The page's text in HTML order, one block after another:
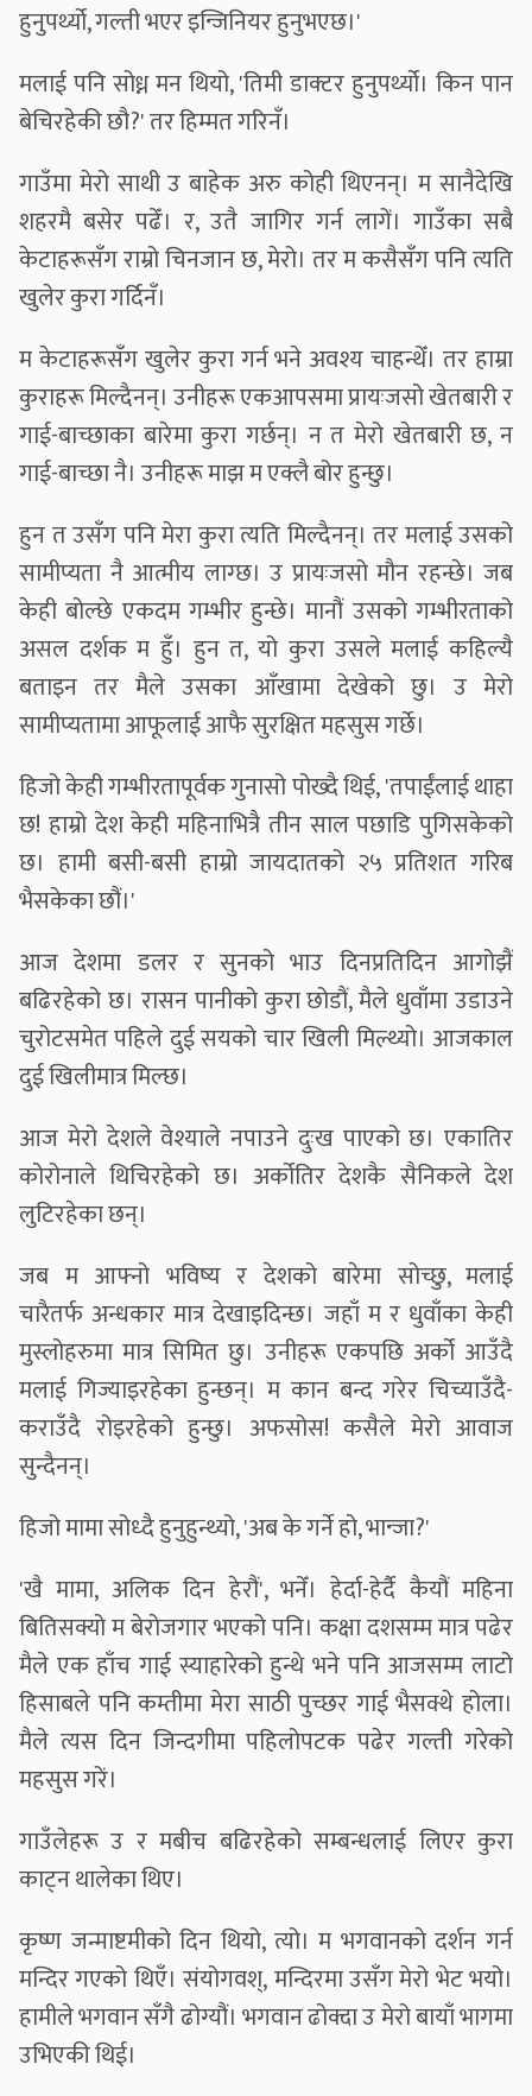
हुनुपर्थ्यो, गल्ती भएर इन्जिनियर हुनुभएछ।'
मलाई पनि सोध्न मन थियो, 'तिमी डाक्टर हुनुपर्थ्यो। किन पान
बेचिरहेकी छौ?' तर हिम्मत गरिनँ।
गाउँमा मेरो साथी उ बाहेक अरु कोही थिएनन्। म सानैदेखि
शहरमै बसेर पढेँ। र, उतै जागिर गर्न लागें। गाउँका सबै
केटाहरूसँग राम्रो चिनजान छ, मेरो। तर म कसैसँग पनि त्यति
खुलेर कुरा गर्दिनँ।
म केटाहरूसँग खुलेर कुरा गर्न भने अवश्य चाहन्थेँ। तर हाम्रा
कुराहरू मिल्दैनन्। उनीहरू एकआपसमा प्रायःजसो खेतबारी र
गाई-बाच्छाका बारेमा कुरा गर्छन्। न त मेरो खेतबारी छ, न
गाई-बाच्छा नै। उनीहरू माझ म एक्लै बोर हुन्छु।
हुन त उसँग पनि मेरा कुरा त्यति मिल्दैनन्। तर मलाई उसको
सामीप्यता नै आत्मीय लाग्छ। उ प्रायःजसो मौन रहन्छे। जब
केही बोल्छे एकदम गम्भीर हुन्छे। मानौं उसको गम्भीरताको
असल दर्शक म हुँ। हुन त, यो कुरा उसले मलाई कहिल्यै
बताइन तर मैले उसका आँखामा देखेको छु। उ मेरो
सामीप्यतामा आफूलाई आफै सुरक्षित महसुस गर्छे।
हिजो केही गम्भीरतापूर्वक गुनासो पोख्दै थिई, 'तपाईंलाई थाहा
छ! हाम्रो देश केही महिनाभित्रै तीन साल पछाडि पुगिसकेको
छ। हामी बसी-बसी हाम्रो जायदातको २५ प्रतिशत गरिब
भैसकेका छौं।'
आज देशमा डलर र सुनको भाउ दिनप्रतिदिन आगोझैं
बढिरहेको छ। रासन पानीको कुरा छोडौं, मैले धुवाँमा उडाउने
चुरोटसमेत पहिले दुई सयको चार खिली मिल्थ्यो। आजकाल
दुई खिलीमात्र मिल्छ।
आज मेरो देशले वेश्याले नपाउने दुःख पाएको छ। एकातिर
कोरोनाले थिचिरहेको छ। अर्कोतिर देशकै सैनिकले देश
लुटिरहेका छन्।
जब म आफ्नो भविष्य र देशको बारेमा सोच्छु, मलाई
चारैतर्फ अन्धकार मात्र देखाइदिन्छ। जहाँ म र धुवाँका केही
मुस्लोहरुमा मात्र सिमित छु। उनीहरू एकपछि अर्को आउँदै
मलाई गिज्याइरहेका हुन्छन्। म कान बन्द गरेर चिच्याउँदै-
कराउँदै रोइरहेको हुन्छु। अफसोस! कसैले मेरो आवाज
सुन्दैनन्।
हिजो मामा सोध्दै हुनुहुन्थ्यो, 'अब के गर्ने हो, भान्जा?'
'खै मामा, अलिक दिन हेरौं', भनेँ। हेर्दा-हेर्दै कैयौं महिना
बितिसक्यो म बेरोजगार भएको पनि। कक्षा दशसम्म मात्र पढेर
मैले एक हाँच गाई स्याहारेको हुन्थे भने पनि आजसम्म लाटो
हिसाबले पनि कम्तीमा मेरा साठी पुच्छर गाई भैसक्थे होला।
मैले त्यस दिन जिन्दगीमा पहिलोपटक पढेर गल्ती गरेको
महसुस गरें।
गाउँलेहरू उ र मबीच बढिरहेको सम्बन्धलाई लिएर कुरा
काट्न थालेका थिए।
कृष्ण जन्माष्टमीको दिन थियो, त्यो। म भगवानकाे दर्शन गर्न
मन्दिर गएको थिएँ। संयोगवश्, मन्दिरमा उसँग मेरो भेट भयो।
हामीले भगवान सँगै ढोग्यौं। भगवान ढोक्दा उ मेरो बायाँ भागमा
उभिएकी थिई।